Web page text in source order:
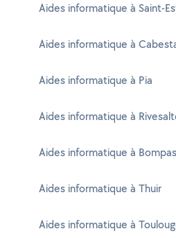
Aides informatique à Saint-
Aides informatique à
Aides informatique à Pia
Aides informatique à
Aides informatique à Bompas
Aides informatique à Thuir
Aides informatique à